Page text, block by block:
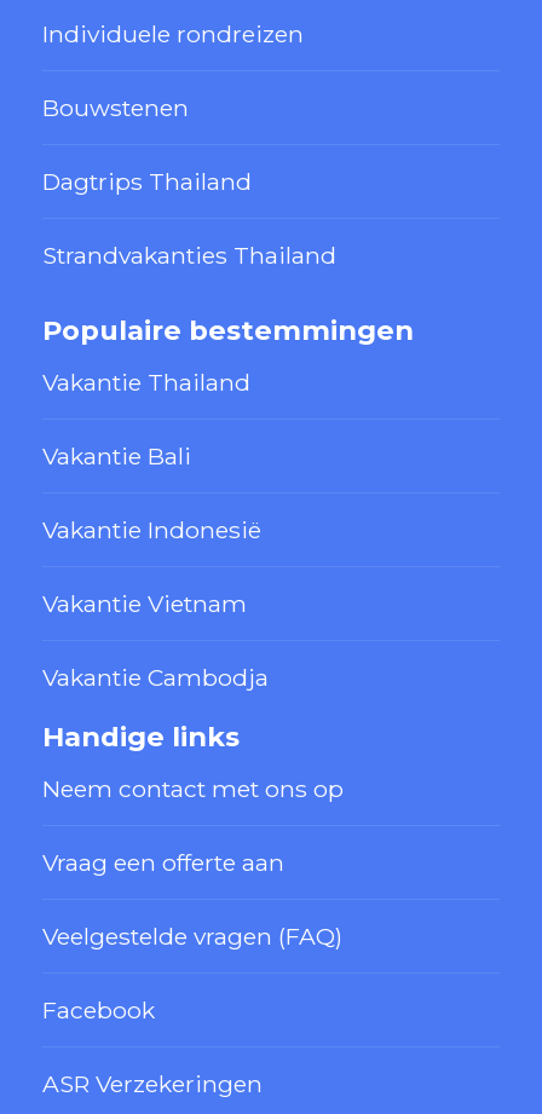
Individuele rondreizen
Bouwstenen
Dagtrips Thailand
Strandvakanties Thailand
Populaire bestemmingen
Vakantie Thailand
Vakantie Bali
Vakantie Indonesië
Vakantie Vietnam
Vakantie Cambodja
Handige links
Neem contact met ons op
Vraag een offerte aan
Veelgestelde vragen (FAQ)
Facebook
ASR Verzekeringen